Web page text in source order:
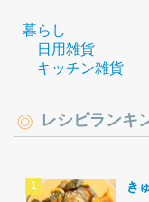
暮らし
日用雑貨
キッチン雑貨
レシピランキ
き